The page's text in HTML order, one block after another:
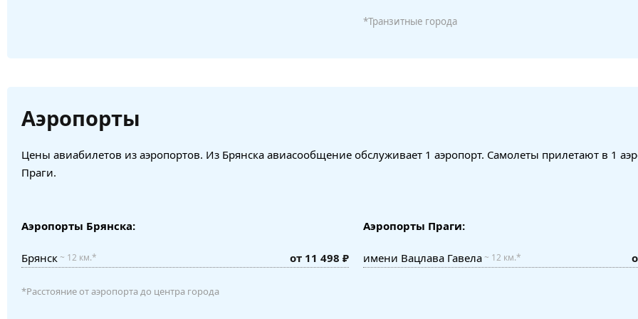
*Транзитные города
Аэропорты
Цены авиабилетов из аэропортов. Из Брянска авиасообщение обслуживает 1 аэропорт. Самолеты прилетают в 1
Праги.
Аэропорты Брянска:
Брянск~ 12 км.* от 11 498 ₽
*Расстояние от аэропорта до центра города
Аэропорты Праги:
имени Вацлава Гавела~ 12 км.*